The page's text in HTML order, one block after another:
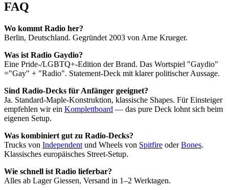
FAQ
Wo kommt Radio her?
Berlin, Deutschland. Gegründet 2003 von Arne Krueger.
Was ist Radio Gaydio?
Eine Pride-/LGBTQ+-Edition der Brand. Das Wortspiel "Gaydio"
="Gay" + "Radio". Statement-Deck mit klarer politischer Aussage.
Sind Radio-Decks für Anfänger geeignet?
Ja. Standard-Maple-Konstruktion, klassische Shapes. Für Einsteiger
empfehlen wir ein Komplettboard — das pure Deck lohnt sich beim
eigenen Setup.
Was kombiniert gut zu Radio-Decks?
Trucks von Independent und Wheels von Spitfire oderBones.
Klassisches europäisches Street-Setup.
Wie schnell ist Radio lieferbar?
Alles ab Lager Giessen, Versand in 1–2 Werktagen.